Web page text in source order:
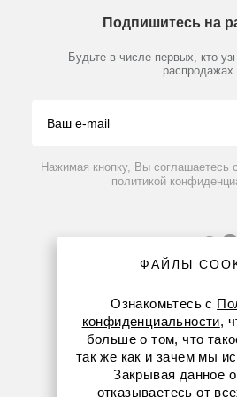
62,5 мкл ±1,28 / 12,5 мкл ±4;
шаг — 0,1 мкл;
цветовая кодировка —
наконечники — ClipTip 200.
Производители
Мобильное приложение
Партнеры
Контакты
Подпишитесь на
Будьте в числе первых, кто
распродажах
Нажимая кнопку, Вы соглашаетесь
политикой
8 (800) 234-
+7 (912) 658-
ФАЙЛЫ
Ознакомьтесь с
конфиденциальности,
больше о том, что
так же как и зачем мы
Закрывая данное
отказываетесь от